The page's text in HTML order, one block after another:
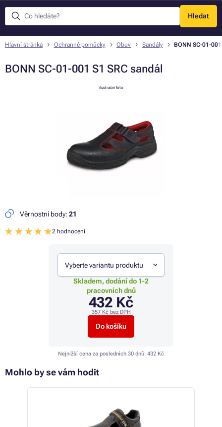
Hledat
Menu
Hlavní stránka Ochranné pomůcky Obuv Sandály BONN SC-01-
BONN SC-01-001 S1 SRC sandál
ilustrační foto
Věrnostní body: 21
2 hodnocení
Vyberte variantu produktu
Skladem, dodání do 1-2
pracovních dnů
432 Kč
357 Kčbez DPH
Do košíku
Nejnižší cena za posledních 30 dnů: 432 Kč
Mohlo by se vám hodit